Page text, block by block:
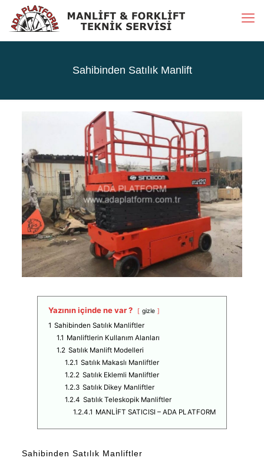
Sahibinden Satılık Manlift
Yazının içinde ne var ? gizle
1 Sahibinden Satılık Manliftler
1.1 Manliftlerin Kullanım Alanları
1.2 Satılık Manlift Modelleri
1.2.1 Satılık Makaslı Manliftler
1.2.2 Satılık Eklemli Manliftler
1.2.3 Satılık Dikey Manliftler
1.2.4 Satılık Teleskopik Manliftler
1.2.4.1 MANLİFT SATICISI – ADA PLATFORM
Sahibinden Satılık Manliftler